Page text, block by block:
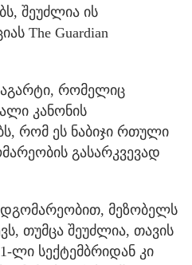
შეუძლია ის
The Guardian
რომელიც
კანონის
რომ ეს ნაბიჯი რთული
გასარკვევად
მეზობელს
თუმცა შეუძლია, თავის
1-ლი სექტემბრიდან კი